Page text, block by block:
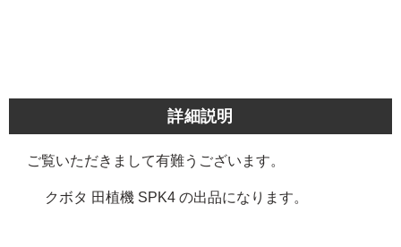
詳細説明
ご覧いただきまして有難うございます。
クボタ 田植機 SPK4 の出品になります。